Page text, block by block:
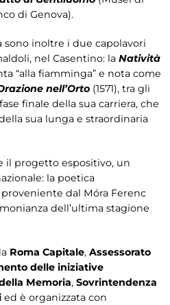
di Genova).
inoltre i due capolavori
nel Casentino: la Natività
“alla fiamminga” e nota come
nell’Orto (1571), tra gli
finale della sua carriera, che
sua lunga e straordinaria
il progetto espositivo, un
la poetica
proveniente dal Móra Ferenc
dell’ultima stagione
Roma Capitale, Assessorato
delle iniziative
Memoria, Sovrintendenza
ed è organizzata con